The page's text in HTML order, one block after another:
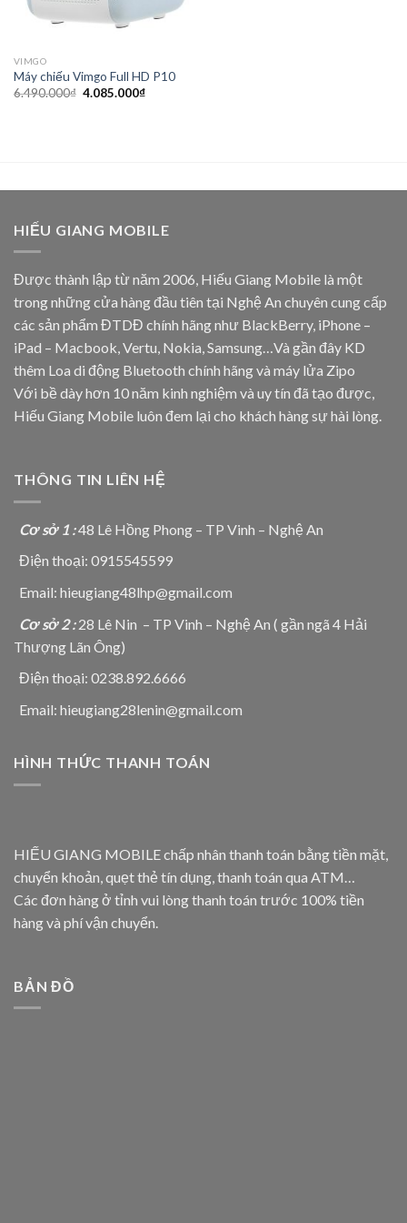
VIMGO
Máy chiếu Vimgo Full HD P10
6.490.000₫ Giá
4.085.000₫Giá
HIẾU GIANG MOBILE
Được thành lập từ năm 2006, Hiếu Giang Mobile là một
trong những cửa hàng đầu tiên tại Nghệ An chuyên cung cấp
các sản phẩm ĐTDĐ chính hãng như BlackBerry, iPhone –
iPad – Macbook, Vertu, Nokia, Samsung…Và gần đây KD
thêm Loa di động Bluetooth chính hãng và máy lửa Zipo
Với bề dày hơn 10 năm kinh nghiệm và uy tín đã tạo được,
Hiếu Giang Mobile luôn đem lại cho khách hàng sự hài lòng.
THÔNG TIN LIÊN HỆ
Cơ sở 1 :48 Lê Hồng Phong – TP Vinh – Nghệ An
Điện thoại: 0915545599
Email: hieugiang48lhp@gmail.com
Cơ sở 2 :28 Lê Nin – TP Vinh – Nghệ An ( gần ngã 4 Hải
Thượng Lãn Ông)
Điện thoại: 0238.892.6666
Email: hieugiang28lenin@gmail.com
HÌNH THỨC THANH TOÁN
HIẾU GIANG MOBILE chấp nhân thanh toán bằng tiền mặt,
chuyển khoản, quẹt thẻ tín dụng, thanh toán qua ATM…
Các đơn hàng ở tỉnh vui lòng thanh toán trước 100% tiền
hàng và phí vận chuyển.
BẢN ĐỒ